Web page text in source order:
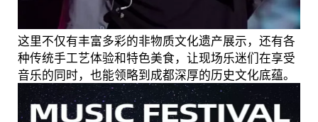
这里不仅有丰富多彩的非物质文化遗产展示，还有各
种传统手工艺体验和特色美食，让现场乐迷们在享受
音乐的同时，也能领略到成都深厚的历史文化底蕴。